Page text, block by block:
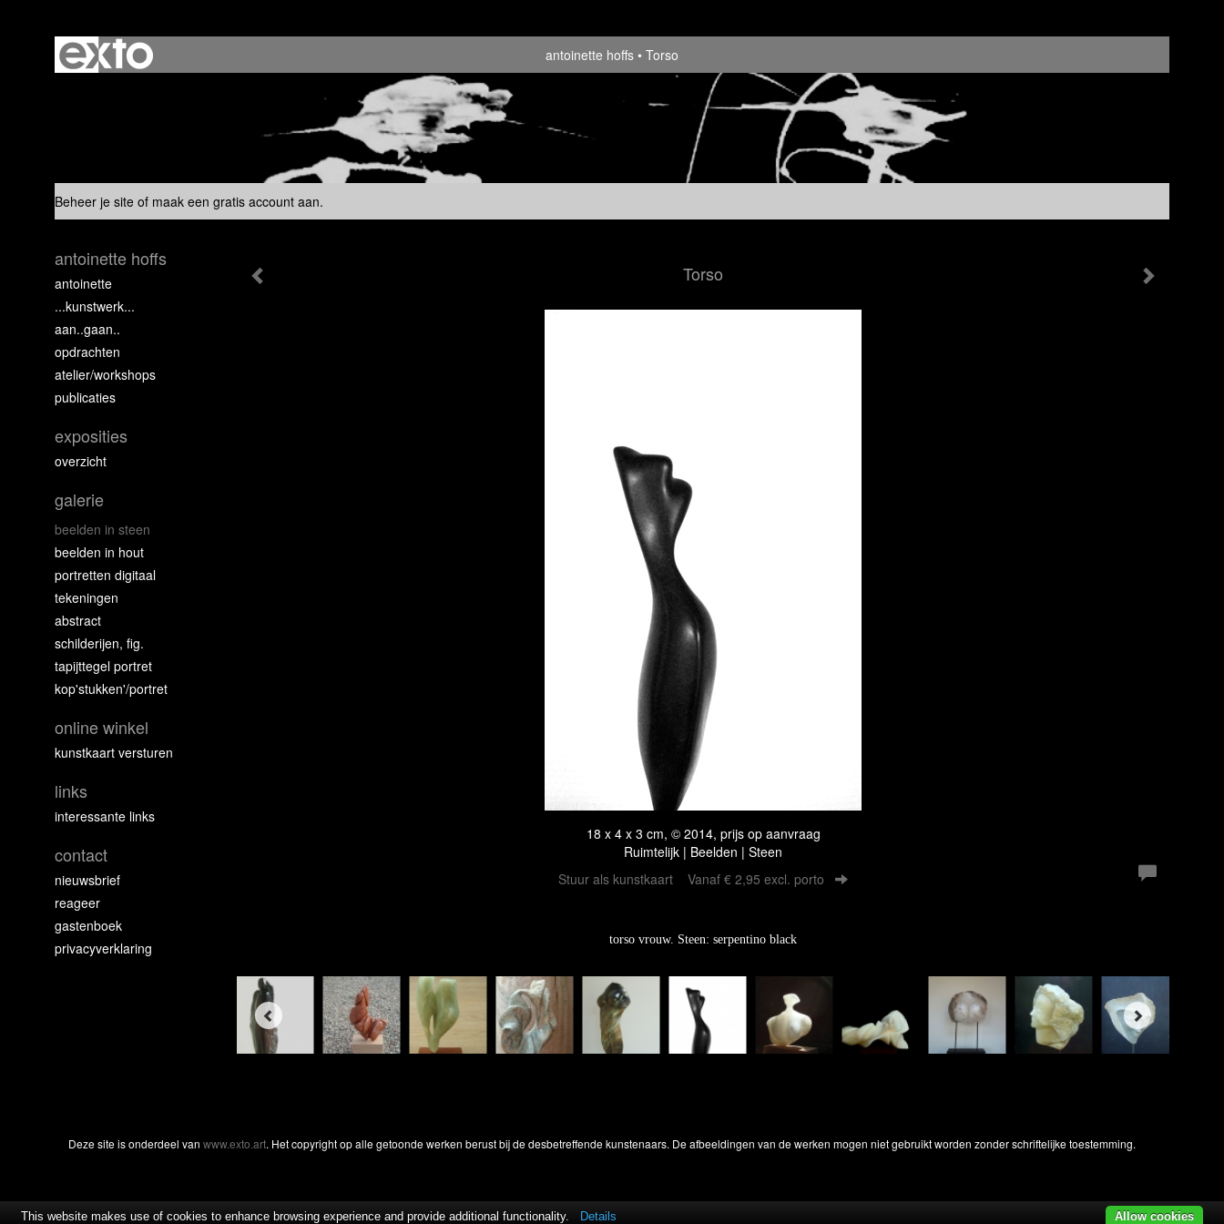
antoinette hoffs Torso
Beheer je site of maak een gratis account aan.
Torso
18 x 4 x 3 cm, © 2014, prijs op aanvraag
Ruimtelijk | Beelden | Steen
Stuur als kunstkaart Vanaf € 2,95 excl. porto
torso vrouw. Steen: serpentino black
antoinette hoffs
antoinette
...kunstwerk...
aan..gaan..
opdrachten
atelier/workshops
publicaties
exposities
overzicht
galerie
beelden in steen
beelden in hout
portretten digitaal
tekeningen
abstract
schilderijen, fig.
tapijttegel portret
kop'stukken'/portret
online winkel
kunstkaart versturen
links
interessante links
contact
nieuwsbrief
reageer
gastenboek
privacyverklaring
Deze site is onderdeel van www.exto.art. Het copyright op alle getoonde werken berust bij de desbetreffende kunstenaars. De afbeeldingen van de werken mogen niet gebruikt worden zonder schriftelijke toestemming.
This website makes use of cookies to enhance browsing experience and provide additional functionality. Details Allow cookies